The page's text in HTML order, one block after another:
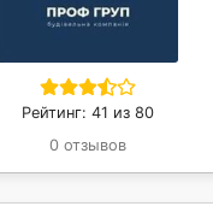
Рейтинг: 41 из 80
0 отзывов